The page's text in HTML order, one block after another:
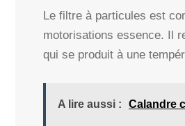
Le filtre à particules est
motorisations essence. Il
qui se produit à une
A lire aussi : Calandre